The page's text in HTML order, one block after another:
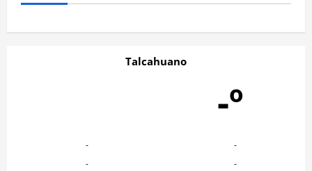
Talcahuano
-º
-
-
-
-